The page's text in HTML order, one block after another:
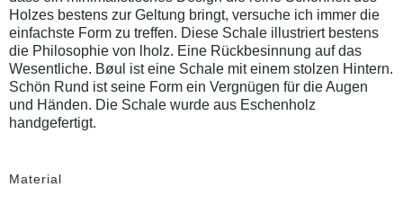
Holzes bestens zur Geltung bringt, versuche ich immer die
einfachste Form zu treffen. Diese Schale illustriert bestens
die Philosophie von lholz. Eine Rückbesinnung auf das
Wesentliche. Bøul ist eine Schale mit einem stolzen Hintern.
Schön Rund ist seine Form ein Vergnügen für die Augen
und Händen. Die Schale wurde aus Eschenholz
handgefertigt.
Material